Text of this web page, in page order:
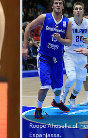
Roope Ahosella oli
Espanjassa.